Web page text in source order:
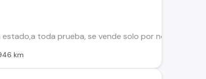
toda prueba, se vende solo por no uso,
km